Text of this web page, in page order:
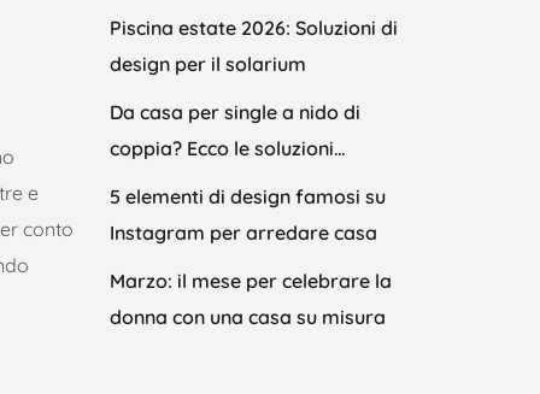
e
conto
Piscina estate 2026: Soluzioni di
design per il solarium
Da casa per single a nido di
coppia? Ecco le soluzioni…
5 elementi di design famosi su
Instagram per arredare casa
Marzo: il mese per celebrare la
donna con una casa su misura